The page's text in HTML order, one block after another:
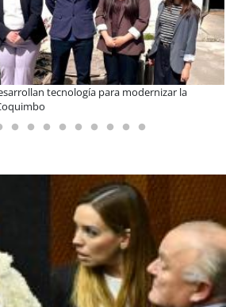
público-privada se toman La Araucanía:
para abordar las brechas y oportunidades